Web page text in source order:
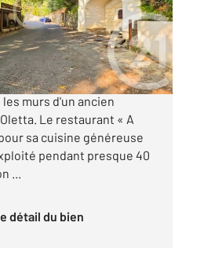
€
à Saint Florent vous
murs d'un ancien
Le restaurant « A
sa cuisine généreuse
pendant presque 40
...
le détail du bien